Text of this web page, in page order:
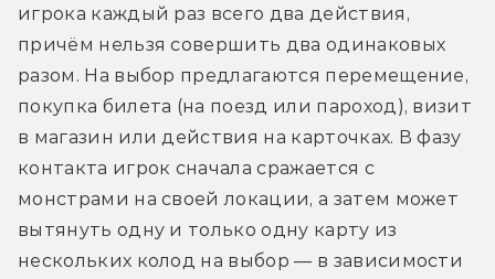
игрока каждый раз всего два действия,
причём нельзя совершить два одинаковых
разом. На выбор предлагаются перемещение,
покупка билета (на поезд или пароход), визит
в магазин или действия на карточках. В фазу
контакта игрок сначала сражается с
монстрами на своей локации, а затем может
вытянуть одну и только одну карту из
нескольких колод на выбор — в зависимости